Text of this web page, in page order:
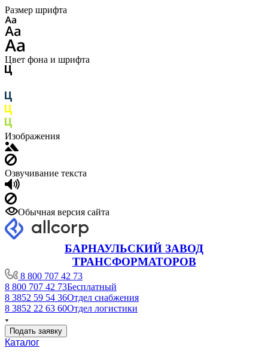
Размер шрифта
Цвет фона и шрифта
Изображения
Озвучивание текста
Обычная версия сайта
БАРНАУЛЬСКИЙ ЗАВОД
ТРАНСФОРМАТОРОВ
8 800 707 42 73
8 800 707 42 73Бесплатный
8 3852 59 54 36Отдел снабжения
8 3852 22 63 60Отдел логистики
Подать заявку
Каталог